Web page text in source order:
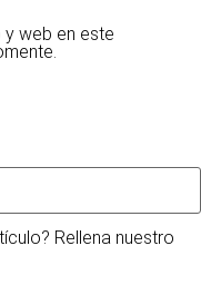
web en este
Rellena nuestro